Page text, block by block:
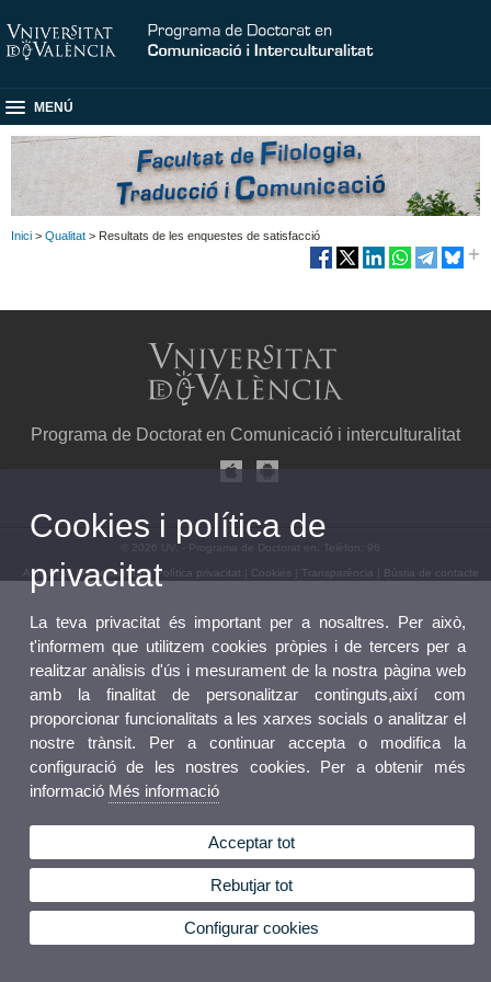
MENÚ
Inici > Qualitat > Resultats de les enquestes de satisfacció
Programa de Doctorat en Comunicació i interculturalitat
© 2026 UV. - Programa de Doctorat en. Telèfon: 96
Avís legal|Accessibilitat|Política privacitat Cookies Transparència Bústia de contacte
Cookies i política de
privacitat
La teva privacitat és important per a nosaltres. Per això,
t'informem que utilitzem cookies pròpies i de tercers per a
realitzar anàlisis d'ús i mesurament de la nostra pàgina web
amb la finalitat de personalitzar continguts,així com
proporcionar funcionalitats a les xarxes socials o analitzar el
nostre trànsit. Per a continuar accepta o modifica la
configuració de les nostres cookies. Per a obtenir més
informació Més informació
Acceptar tot
Rebutjar tot
Configurar cookies